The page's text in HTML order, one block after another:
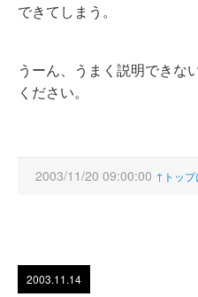
できてしまう。
うーん、うまく説明できな
ください。
2003/11/20 09:00:00 ↑トップ
2003.11.14